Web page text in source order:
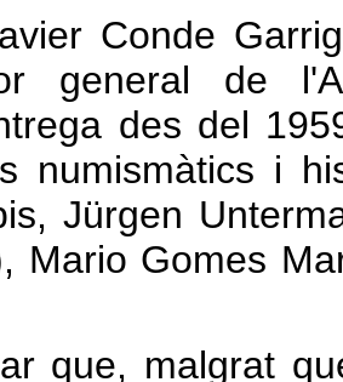
Conde
general de
des del
numismàtics i
Jürgen
Mario Gomes
que, malgrat